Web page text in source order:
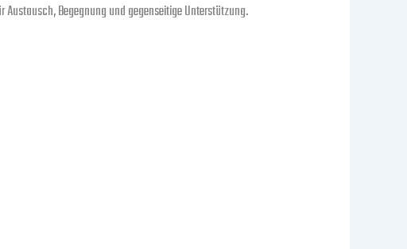
Begegnung und gegenseitige Unterstützung.